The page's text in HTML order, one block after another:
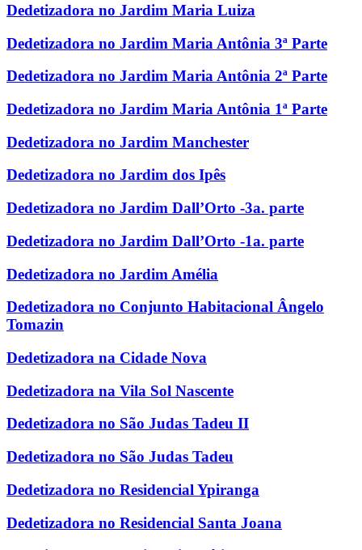
Dedetizadora no Jardim Maria Luiza
Dedetizadora no Jardim Maria Antônia 3ª Parte
Dedetizadora no Jardim Maria Antônia 2ª Parte
Dedetizadora no Jardim Maria Antônia 1ª Parte
Dedetizadora no Jardim Manchester
Dedetizadora no Jardim dos Ipês
Dedetizadora no Jardim Dall’Orto -3a. parte
Dedetizadora no Jardim Dall’Orto -1a. parte
Dedetizadora no Jardim Amélia
Dedetizadora no Conjunto Habitacional Ângelo
Tomazin
Dedetizadora na Cidade Nova
Dedetizadora na Vila Sol Nascente
Dedetizadora no São Judas Tadeu II
Dedetizadora no São Judas Tadeu
Dedetizadora no Residencial Ypiranga
Dedetizadora no Residencial Santa Joana